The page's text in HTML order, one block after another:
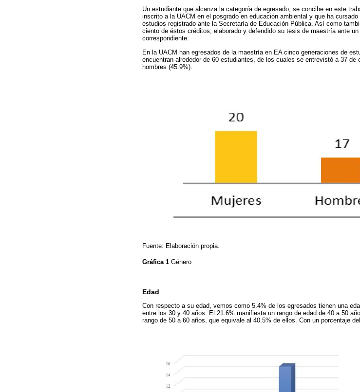
Un estudiante que alcanza la categoría de egresado, se concibe en este
inscrito a la UACM en el posgrado en educación ambiental y que ha
estudios registrado ante la Secretaría de Educación Pública. Así como
ciento de éstos créditos; elaborado y defendido su tesis de maestría ante
correspondiente.
En la UACM han egresados de la maestría en EA cinco generaciones de
encuentran alrededor de 60 estudiantes, de los cuales se entrevistó a 37
hombres (45.9%).
Fuente: Elaboración propia.
Gráfica 1 Género
Edad
Con respecto a su edad, vemos como 5.4% de los egresados tienen una
entre los 30 y 40 años. El 21.6% manifiesta un rango de edad de 40 a 50
rango de 50 a 60 años, que equivale al 40.5% de ellos. Con un porcentaje